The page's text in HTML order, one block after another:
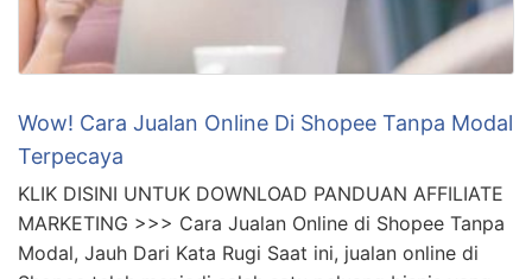
adalah melalui program afiliasi Shopee dan Lazada.
Dengan menjadi afiliasi, Anda dapat mendapatkan
komisi dari setiap produk yang terjual melalui link yang